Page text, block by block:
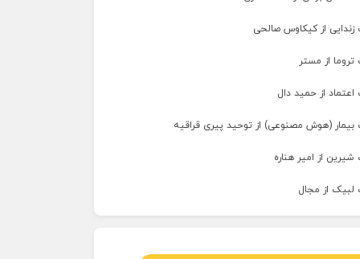
زندایی از کیکاوس صالحی
تروما از مستر
اعتماد از حمید دال
بیمار (هوش مصنوعی) از توحید پیری قراقیه
شیرین از امیر هناره
لبیک از مجال